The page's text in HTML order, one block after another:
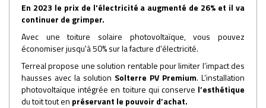
En 2023 le prix de l'électricité a augmenté de 26% et il va
continuer de grimper.
Avec une toiture solaire photovoltaïque, vous pouvez
économiser jusqu'à 50% sur la facture d'électricité.
Terreal propose une solution rentable pour limiter l’impact des
hausses avec la solution Solterre PV Premium. L’installation
photovoltaïque intégrée en toiture qui conserve l’esthétique
du toit tout en préservant le pouvoir d’achat.